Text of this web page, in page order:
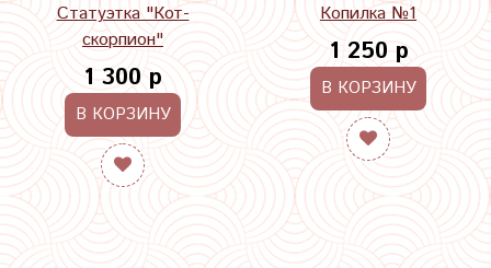
Статуэтка "Кот-
скорпион"
1 300 р
В КОРЗИНУ
Копилка №1
1 250 р
В КОРЗИНУ